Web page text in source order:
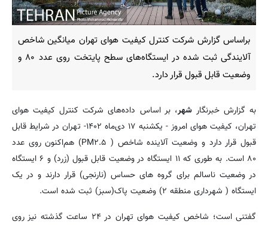
براساس گزارش شرکت کنترل کیفیت هوای تهران میانگین شاخص
آلایندگی ثبت شده در ایستگاه‌های سطح پایتخت روی عدد ۸۰ و
وضعیت قابل قبول قرار دارد.
به گزارش خبرنگارشهر، بر اساس داده‌های شرکت کنترل کیفیت هوای
تهران، کیفیت هوای امروز - یکشنبه ۱۷ دی‌ماه ۱۴۰۲- تهران در شرایط قابل
قبول قرار دارد و وضعیت آلاینده شاخص ( PM۲.۵) هم‌اکنون روی عدد
۸۰ است. به طوری که ۱۱ ایستگاه در وضعیت قابل قبول (زرد) و ۶ ایستگاه
در وضعیت ناسالم برای گروه های حساس (نارنجی) قرار دارند و در یک
ایستگاه ( شهرداری منطقه ۲) وضعیت پاک(سبز) ثبت شده است.
گفتنی است؛ شاخص کیفیت هوای تهران در ۲۴ ساعت گذشته نیز روی